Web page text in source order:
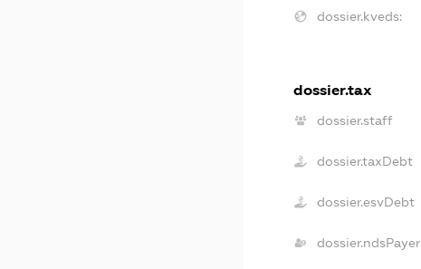
dossier.kveds:
dossier.tax
dossier.staff
dossier.taxDebt
dossier.esvDebt
dossier.ndsPayer